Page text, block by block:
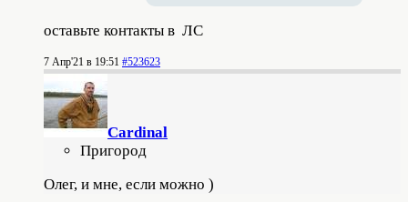
оставьте контакты в ЛС
7 Апр'21 в 19:51 #523623
Cardinal
Пригород
Олег, и мне, если можно )